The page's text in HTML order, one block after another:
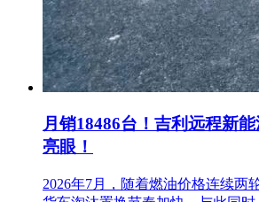
月销18486台！吉利远程新
亮眼！
2026年7月，随着燃油价格连续两